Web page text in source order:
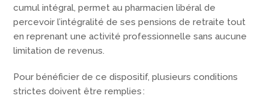
cumul intégral, permet au pharmacien libéral de
percevoir l’intégralité de ses pensions de retraite tout
en reprenant une activité professionnelle sans aucune
limitation de revenus.
Pour bénéficier de ce dispositif, plusieurs conditions
strictes doivent être remplies :